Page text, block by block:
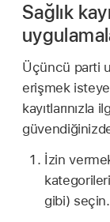
Sağlık
Üçüncü parti
erişmek
kayıtlarınızla
İzin
gibi) seçin.